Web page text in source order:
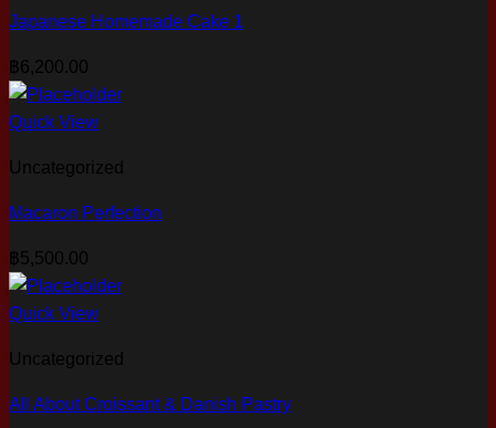
Japanese Homemade Cake 1
฿6,200.00
Quick View
Uncategorized
Macaron Perfection
฿5,500.00
Quick View
Uncategorized
All About Croissant & Danish Pastry